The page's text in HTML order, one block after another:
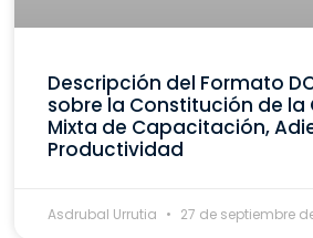
Descripción del Formato
sobre la Constitución de la
Mixta de Capacitación,
Productividad
Asdrubal Urrutia 27 de septiembre